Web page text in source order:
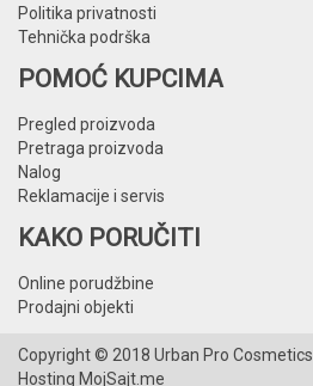
Politika privatnosti
Tehnička podrška
POMOĆ KUPCIMA
Pregled proizvoda
Pretraga proizvoda
Nalog
Reklamacije i servis
KAKO PORUČITI
Online porudžbine
Prodajni objekti
Copyright © 2018 Urban Pro Cosmetics
Hosting MojSajt.me